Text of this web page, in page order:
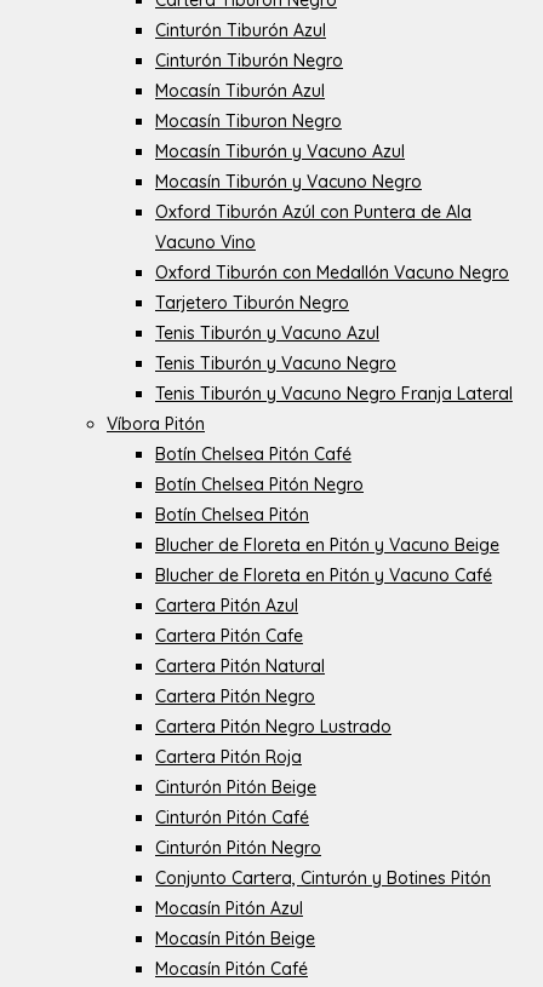
Cinturón Tiburón Azul
Cinturón Tiburón Negro
Mocasín Tiburón Azul
Mocasín Tiburon Negro
Mocasín Tiburón y Vacuno Azul
Mocasín Tiburón y Vacuno Negro
Oxford Tiburón Azúl con Puntera de Ala
Vacuno Vino
Oxford Tiburón con Medallón Vacuno Negro
Tarjetero Tiburón Negro
Tenis Tiburón y Vacuno Azul
Tenis Tiburón y Vacuno Negro
Tenis Tiburón y Vacuno Negro Franja Lateral
Víbora Pitón
Botín Chelsea Pitón Café
Botín Chelsea Pitón Negro
Botín Chelsea Pitón
Blucher de Floreta en Pitón y Vacuno Beige
Blucher de Floreta en Pitón y Vacuno Café
Cartera Pitón Azul
Cartera Pitón Cafe
Cartera Pitón Natural
Cartera Pitón Negro
Cartera Pitón Negro Lustrado
Cartera Pitón Roja
Cinturón Pitón Beige
Cinturón Pitón Café
Cinturón Pitón Negro
Conjunto Cartera, Cinturón y Botines Pitón
Mocasín Pitón Azul
Mocasín Pitón Beige
Mocasín Pitón Café